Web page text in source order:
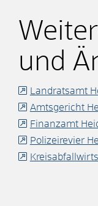
und
Landratsamt
Amtsgericht
Finanzamt
Polizeirevier